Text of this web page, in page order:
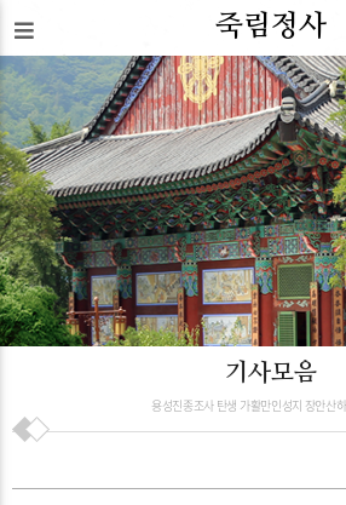
죽림정사
기사모음
용성진종조사 탄생 가활만인성지 장안산